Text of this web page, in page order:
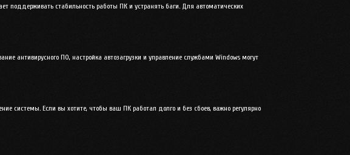
поддерживать стабильность работы ПК и устранять баги. Для автоматических
антивирусного ПО, настройка автозагрузки и управление службами Windows могут
системы. Если вы хотите, чтобы ваш ПК работал долго и без сбоев, важно регулярно